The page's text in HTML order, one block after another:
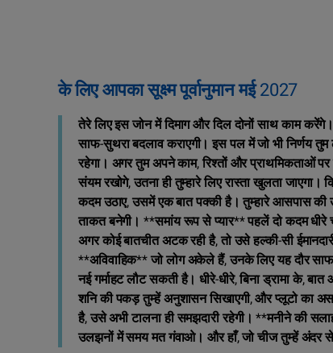
के लिए आपका सूक्ष्म पूर्वानुमान मई 2027
तेरे लिए इस जोन में दिमाग और दिल दोनों साथ काम
साफ-सुथरा बदलाव कराएगी। इस पल में जो भी निर्णय
रहेगा। अगर तुम अपने काम, रिश्तों और प्राथमिकताओं
संयम रखोगे, उतना ही तुम्हारे लिए रास्ता खुलता
कदम उठाए, उसमें एक बात पक्की है। तुम्हारे आसपास
ताकत बनेगी। **समांय रूप से प्यार** पहलें दो कदम
अगर कोई बातचीत अटक रही है, तो उसे हल्की-सी
**अविवाहिक** जो लोग अकेले हैं, उनके लिए यह दौर
नई गर्माहट लौट सकती है। धीरे-धीरे, बिना ड्रामा के,
शनि की पकड़ तुम्हें अनुशासन सिखाएगी, और प्लूटो का
है, उसे अभी टालना ही समझदारी रहेगी। **मनीने की
उलझनों में समय मत गंवाओ। और हाँ, जो चीज तुम्हें अंदर